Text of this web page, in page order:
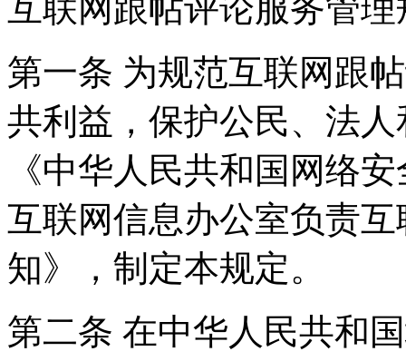
互联网跟帖评论服务管理
第一条 为规范互联网跟
共利益，保护公民、法
《中华人民共和国网络
互联网信息办公室负责
知》，制定本规定。
第二条 在中华人民共和